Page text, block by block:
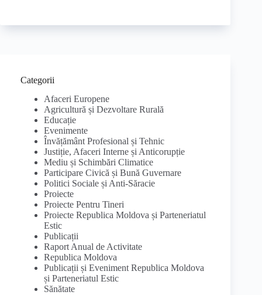
Categorii
Afaceri Europene
Agricultură și Dezvoltare Rurală
Educație
Evenimente
Învățământ Profesional și Tehnic
Justiție, Afaceri Interne și Anticorupție
Mediu și Schimbări Climatice
Participare Civică și Bună Guvernare
Politici Sociale și Anti-Săracie
Proiecte
Proiecte Pentru Tineri
Proiecte Republica Moldova și Parteneriatul
Estic
Publicații
Raport Anual de Activitate
Republica Moldova
Publicații și Eveniment Republica Moldova
și Parteneriatul Estic
Sănătate